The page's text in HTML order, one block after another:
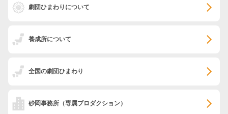
劇団ひまわりについて
養成所について
全国の劇団ひまわり
砂岡事務所 （専属プロダクション）